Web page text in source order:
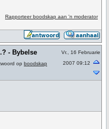
Rapporteer boodskap aan 'n moderator
- Bybelse
op boodskap
Vr., 16 Februarie
2007 09:12